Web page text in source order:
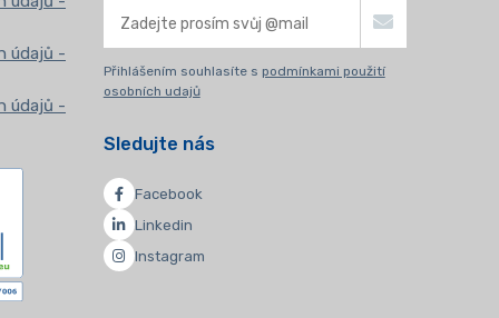
údajů -
údajů -
Přihlášením souhlasíte s podmínkami použití
osobních udajů
Sledujte nás
Facebook
Linkedin
Instagram